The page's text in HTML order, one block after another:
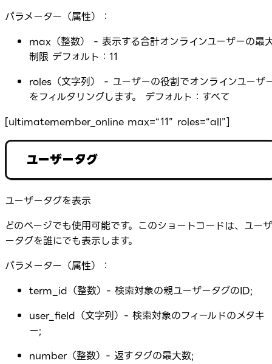
パラメーター（属性）：
max（整数） - 表示する合計オンラインユーザーの最
制限 デフォルト：11
roles（文字列） - ユーザーの役割でオンラインユーザ
をフィルタリングします。 デフォルト：すべて
[ultimatemember_online max=“11” roles=“all”]
ユーザータグ
ユーザータグを表示
どのページでも使用可能です。このショートコードは、ユーザ
ータグを誰にでも表示します。
パラメーター（属性）：
term_id（整数）- 検索対象の親ユーザータグのID;
user_field（文字列）- 検索対象のフィールドのメタキ
ー;
number（整数）- 返すタグの最大数;